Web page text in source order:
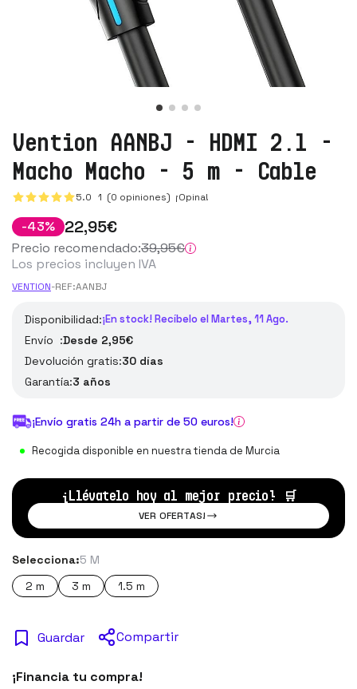
Vention AANBJ - HDMI 2.1 -
Macho Macho - 5 m - Cable
5.0 1 (0 opiniones) ¡Opina!
-43% 22,95€
Precio recomendado:39,95€
Los precios incluyen IVA
VENTION-REF:AANBJ
Disponibilidad:¡En stock! Recíbelo el Martes, 11 Ago.
Envío :Desde 2,95€
Devolución gratis:30 días
Garantía:3 años
¡Envío gratis 24h a partir de 50 euros!
Recogida disponible en nuestra tienda de Murcia
¡Llévatelo hoy al mejor precio! 🛒
VER OFERTAS!
Selecciona:5 M
2 m
3 m 1.5 m
Guardar Compartir
¡Financia tu compra!